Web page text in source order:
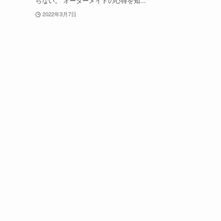
2022年3月7日